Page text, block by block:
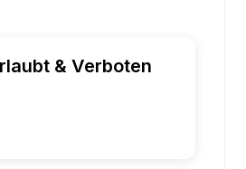
& Verboten